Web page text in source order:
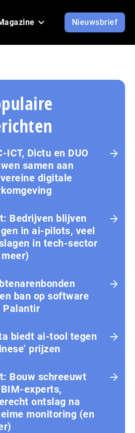
Nieuwsbrief
ICT, Dictu en DUO
samen aan
digitale
Bedrijven blijven
in ai-pilots, veel
in tech-sector
ban op software
Palantir
biedt ai-tool tegen
prijzen
Bouw schreeuwt
experts,
ontslag na
monitoring (en